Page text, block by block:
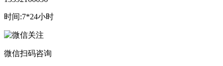
时间:7*24小时
微信扫码咨询